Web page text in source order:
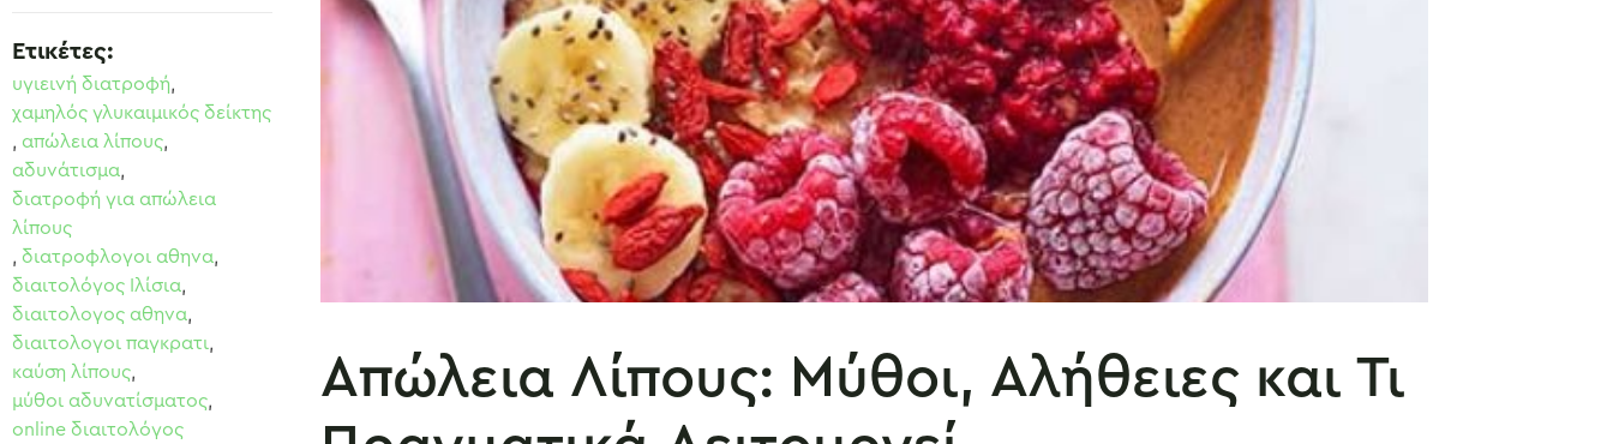
Ετικέτες:
υγιεινή διατροφή,
χαμηλός γλυκαιμικός δείκτης
, απώλεια λίπους,
αδυνάτισμα,
διατροφή για απώλεια
λίπους
, διατροφλογοι αθηνα,
διαιτολόγος Ιλίσια,
διαιτολογος αθηνα,
διαιτολογοι παγκρατι,
καύση λίπους,
μύθοι αδυνατίσματος,
online διαιτολόγος
Απώλεια Λίπους: Μύθοι, Αλήθειες και Τι